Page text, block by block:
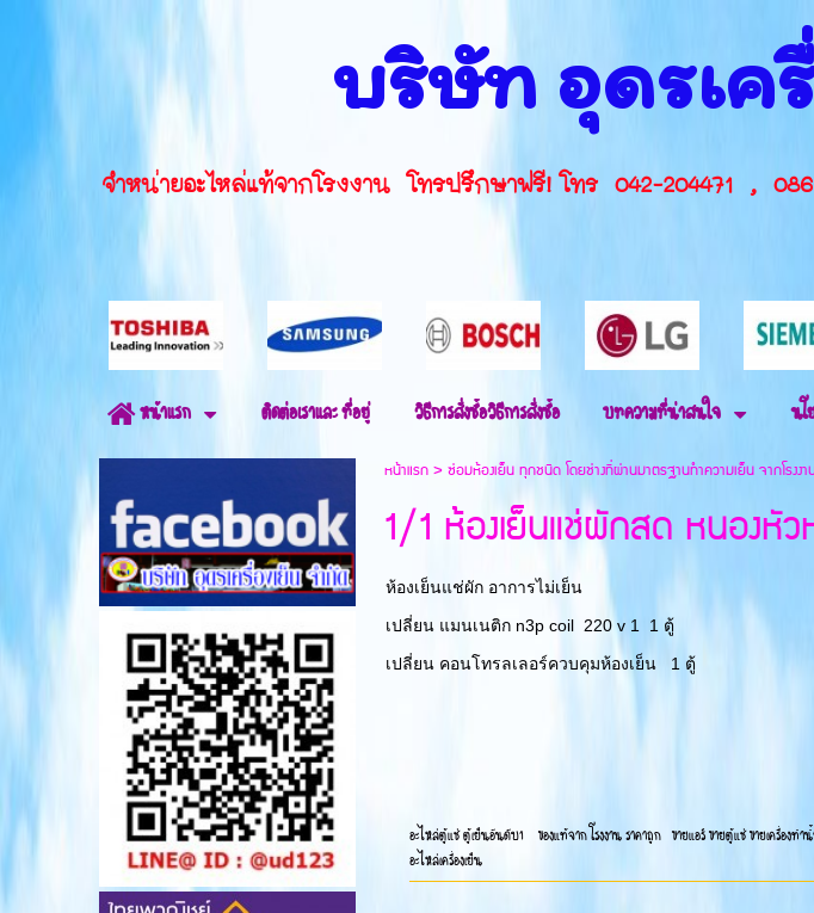
บริษัท อุดรเค
จำหน่ายอะไหล่แท้จากโรงงาน โทรปรึกษาฟรี! โทร 042-
หน้าแรก ติดต่อเราและ ที่อยู่ วิธีการสั่งซื้อวิธีการสั่งซื้อ บทความที่น่าสนใจ น
หน้าแรก>ซ่อมห้องเย็น ทุกชนิด โดยช่างที่ผ่านมาตรฐานทำความเย็น จากโรงงา
1/1 ห้องเย็นแช่ผักสด หนอง
ห้องเย็นแช่ผัก อาการไม่เย็น
เปลี่ยน แมนเนติก n3p coil 220 v 1 1 ตู้
เปลี่ยน คอนโทรลเลอร์ควบคุมห้องเย็น 1 ตู้
อะไหล่ตู้แช่ ตู้เย็นอันดับ1 ของแท้จาก โรงงาน ราคาถูก ขายแอร์ ขายตู้แช่ ขายเครื่องท
อะไหล่เครื่องเย็น